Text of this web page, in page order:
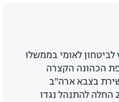
לאומי בממשלו
הכהונה הקצרה
2017. קודם לכן שירת בצבא ארה"ב
כלוטננט גנרל ושימש ראש DIA מ-2012 ל-2014. מ-2017 החלה להתנהל נגדו